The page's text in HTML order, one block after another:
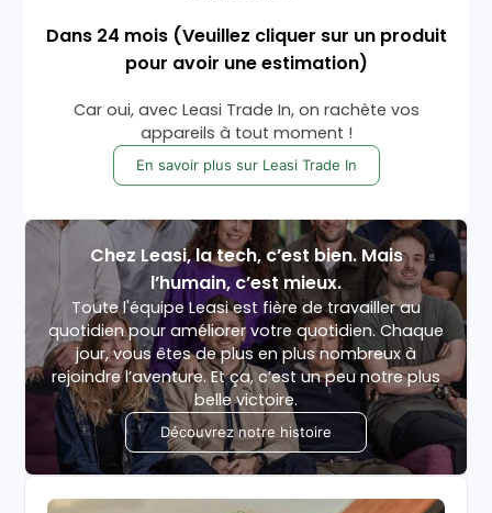
Dans 24 mois (Veuillez cliquer sur un produit
pour avoir une estimation)
Car oui, avec Leasi Trade In, on rachète vos
appareils à tout moment !
En savoir plus sur Leasi Trade In
Chez Leasi, la tech, c’est bien. Mais
l’humain, c’est mieux.
Toute l'équipe Leasi est fière de travailler au
quotidien pour améliorer votre quotidien. Chaque
jour, vous êtes de plus en plus nombreux à
rejoindre l’aventure. Et ça, c’est un peu notre plus
belle victoire.
Découvrez notre histoire